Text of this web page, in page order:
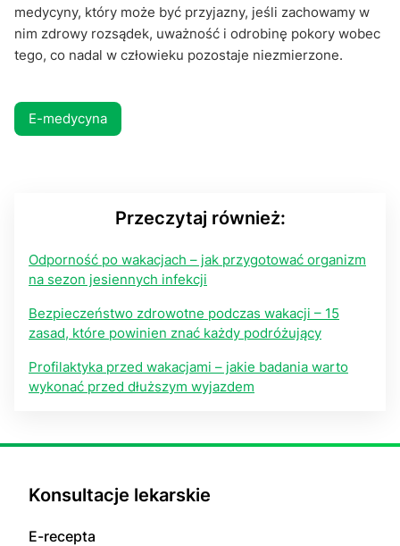
medycyny, który może być przyjazny, jeśli zachowamy w
nim zdrowy rozsądek, uważność i odrobinę pokory wobec
tego, co nadal w człowieku pozostaje niezmierzone.
E-medycyna
Przeczytaj również:
Odporność po wakacjach – jak przygotować organizm
na sezon jesiennych infekcji
Bezpieczeństwo zdrowotne podczas wakacji – 15
zasad, które powinien znać każdy podróżujący
Profilaktyka przed wakacjami – jakie badania warto
wykonać przed dłuższym wyjazdem
Konsultacje lekarskie
E-recepta